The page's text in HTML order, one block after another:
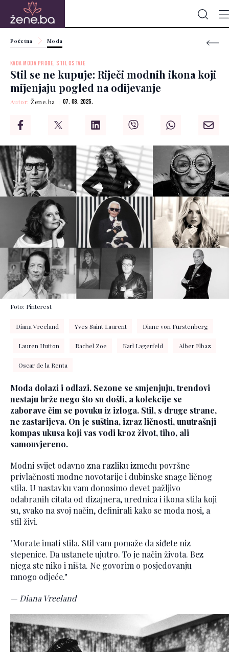
Početna Moda
KADA MODA PROĐE, STIL OSTAJE
Stil se ne kupuje: Riječi modnih ikona koji
mijenjaju pogled na odijevanje
Autor:Žene.ba 07. 08. 2025.
Foto: Pinterest
Diana Vreeland Yves Saint Laurent Diane von Furstenberg
Lauren Hutton Rachel Zoe Karl Lagerfeld Alber Elbaz
Oscar de la Renta
Moda dolazi i odlazi. Sezone se smjenjuju, trendovi
nestaju brže nego što su došli, a kolekcije se
zaborave čim se povuku iz izloga. Stil, s druge strane,
ne zastarijeva. On je suština, izraz ličnosti, unutrašnji
kompas ukusa koji vas vodi kroz život, tiho, ali
samouvjereno.
Modni svijet odavno zna razliku između površne
privlačnosti modne novotarije i dubinske snage ličnog
stila. U nastavku vam donosimo devet pažljivo
odabranih citata od dizajnera, urednica i ikona stila koji
su, svako na svoj način, definirali kako se moda nosi, a
stil živi.
"Morate imati stila. Stil vam pomaže da siđete niz
stepenice. Da ustanete ujutro. To je način života. Bez
njega ste niko i ništa. Ne govorim o posjedovanju
mnogo odjeće."
— Diana Vreeland